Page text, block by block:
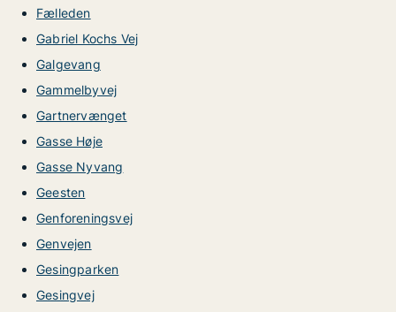
Fælleden
Gabriel Kochs Vej
Galgevang
Gammelbyvej
Gartnervænget
Gasse Høje
Gasse Nyvang
Geesten
Genforeningsvej
Genvejen
Gesingparken
Gesingvej